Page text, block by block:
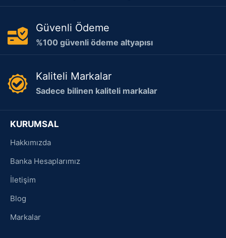
Güvenli Ödeme
%100 güvenli ödeme altyapısı
Kaliteli Markalar
Sadece bilinen kaliteli markalar
KURUMSAL
Hakkımızda
Banka Hesaplarımız
İletişim
Blog
Markalar